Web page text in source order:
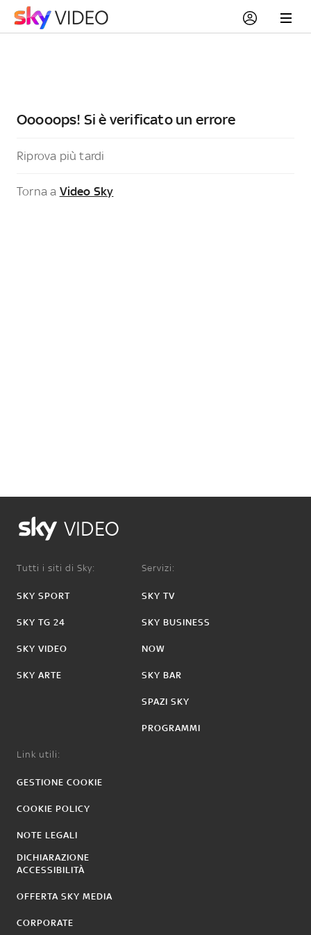
Ooooops! Si è verificato un errore
Riprova più tardi
Torna a Video Sky
VIDEO
Tutti i siti di Sky:
SKY SPORT
SKY TG 24
SKY VIDEO
SKY ARTE
Servizi:
SKY TV
SKY BUSINESS
NOW
SKY BAR
SPAZI SKY
PROGRAMMI
Link utili:
GESTIONE COOKIE
COOKIE POLICY
NOTE LEGALI
DICHIARAZIONE
ACCESSIBILITÀ
OFFERTA SKY MEDIA
CORPORATE